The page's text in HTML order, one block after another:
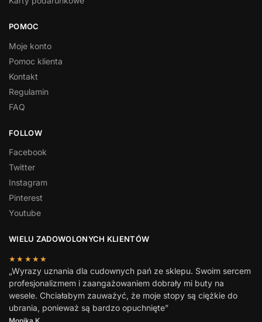
POMOC
Moje konto
Pomoc klienta
Kontakt
Regulamin
FAQ
FOLLOW
Facebook
Twitter
Instagram
Pinterest
Youtube
WIELU ZADOWOLONYCH KLIENTÓW
★★★★★
„Wyrazy uznania dla cudownych pań ze sklepu. Swoim sercem
profesjonalizmem i zaangażowaniem dobrały mi buty na
wesele. Chciałabym zauważyć, że moje stopy są ciężkie do
ubrania, ponieważ są bardzo opuchnięte”